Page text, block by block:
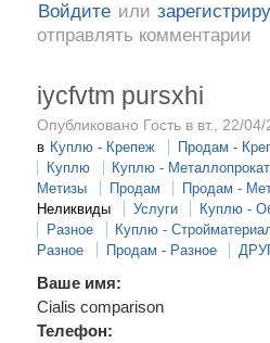
Войдите или
отправлять комментарии
iycfvtm pursxhi
Опубликовано Гость в вт., 22/
в Куплю - Крепеж
Продам -
Куплю
Куплю - Металлопрокат
Метизы
Продам
Продам -
Неликвиды
Услуги
Куплю -
Разное
Куплю -
Разное
Продам - Разное
Ваше имя:
Cialis comparison
Телефон: